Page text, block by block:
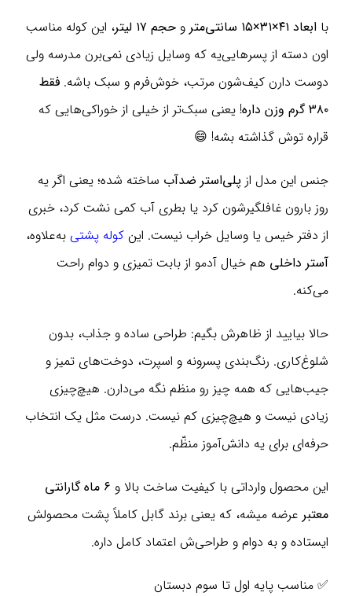
با ابعاد ۴۱×۳۱×۱۵ سانتی‌متر و حجم ۱۷ لیتر
، این کوله مناسب
اون دسته از پسرهایی‌یه که وسایل زیادی نمی‌برن مدرسه ولی
دوست دارن کیف‌شون مرتب، خوش‌فرم و سبک باشه. فقط
۳۸۰ گرم وزن داره
! یعنی سبک‌تر از خیلی از خوراکی‌هایی که
قراره توش گذاشته بشه! 😄
جنس این مدل از پلی‌استر ضدآب ساخته شده؛ یعنی اگر یه
روز بارون غافلگیرشون کرد یا بطری آب کمی نشت کرد، خبری
از دفتر خیس یا وسایل خراب نیست. این کوله پشتی به‌علاوه،
آستر داخلی هم خیال آدمو از بابت تمیزی و دوام راحت
می‌کنه.
حالا بیایید از ظاهرش بگیم: طراحی ساده و جذاب، بدون
شلوغ‌کاری. رنگ‌بندی پسرونه و اسپرت، دوخت‌های تمیز و
جیب‌هایی که همه چیز رو منظم نگه می‌دارن. هیچ‌چیزی
زیادی نیست و هیچ‌چیزی کم نیست. درست مثل یک انتخاب
حرفه‌ای برای یه دانش‌آموز منظّم.
این محصول وارداتی با کیفیت ساخت بالا و
۶ ماه گارانتی
معتبر عرضه میشه، که یعنی برند گابل کاملاً پشت محصولش
ایستاده و به دوام و طراحی‌ش اعتماد کامل داره.
✅‌ مناسب پایه‌ اول تا سوم دبستان